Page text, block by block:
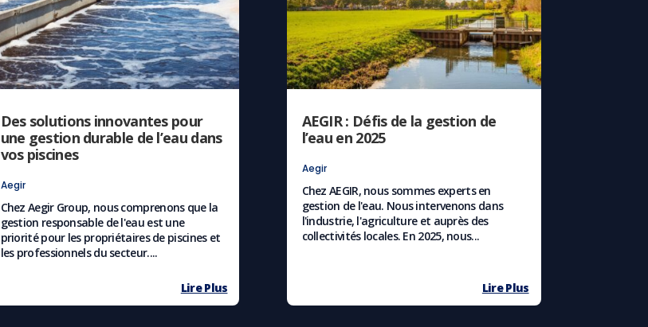
Des solutions innovantes pour
une gestion durable de l’eau dans
vos piscines
Aegir
Chez Aegir Group, nous comprenons que la
gestion responsable de l'eau est une
priorité pour les propriétaires de piscines et
les professionnels du secteur....
Lire Plus
AEGIR : Défis de la gestion de
l’eau en 2025
Aegir
Chez AEGIR, nous sommes experts en
gestion de l'eau. Nous intervenons dans
l'industrie, l'agriculture et auprès des
collectivités locales. En 2025, nous...
Lire Plus